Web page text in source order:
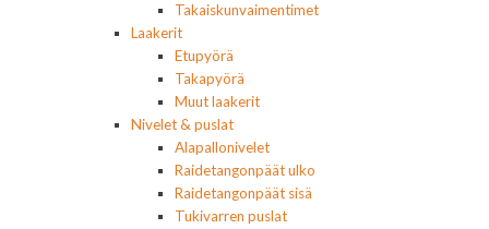
Takaiskunvaimentimet
Laakerit
Etupyörä
Takapyörä
Muut laakerit
Nivelet & puslat
Alapallonivelet
Raidetangonpäät ulko
Raidetangonpäät sisä
Tukivarren puslat